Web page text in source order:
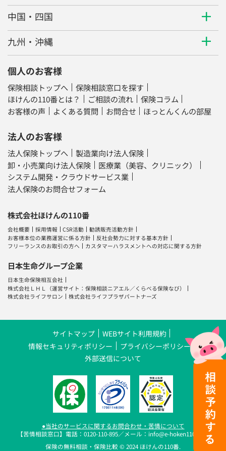
中国・四国
九州・沖縄
個人のお客様
保険相談トップへ
保険相談窓口を探す
ほけんの110番とは？
ご相談の流れ
保険コラム
お客様の声
よくある質問 お問合せ ほっとんくんの部屋
法人のお客様
法人保険トップへ
製造業向け法人保険
卸・小売業向け法人保険
医療業（美容、クリニック）
システム開発・クラウドサービス業
法人保険のお問合せフォーム
株式会社ほけんの110番
会社概要 採用情報 CSR活動
勧誘販売活動方針
お客様本位の業務運営に係る方針
反社会勢力に対する基本方針
フリーランスのお取引の方へ
カスタマーハラスメントへの対応に関する方針
日本生命グループ企業
日本生命保険相互会社
株式会社ＬＨＬ
（運営サイト：保険相談ニアエル ／ くらべる保険なび）
株式会社ライフサロン
株式会社ライフプラザパートナーズ
サイトマップ
WEBサイト利用規約
情報セキュリティポリシー
プライバシーポリシー
外部送信について
●当社のサービスに関するお問合わせ・苦情について
【苦情相談窓口】電話：0120-110-895／メール：info@e-hoken110.com
保険の無料相談・保険比較 © 2024 ほけんの110番.